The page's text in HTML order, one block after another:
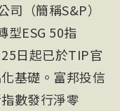
司（簡稱S&P）
型ESG 50指
日起已於TIP官
基礎。富邦投信
數發行淨零